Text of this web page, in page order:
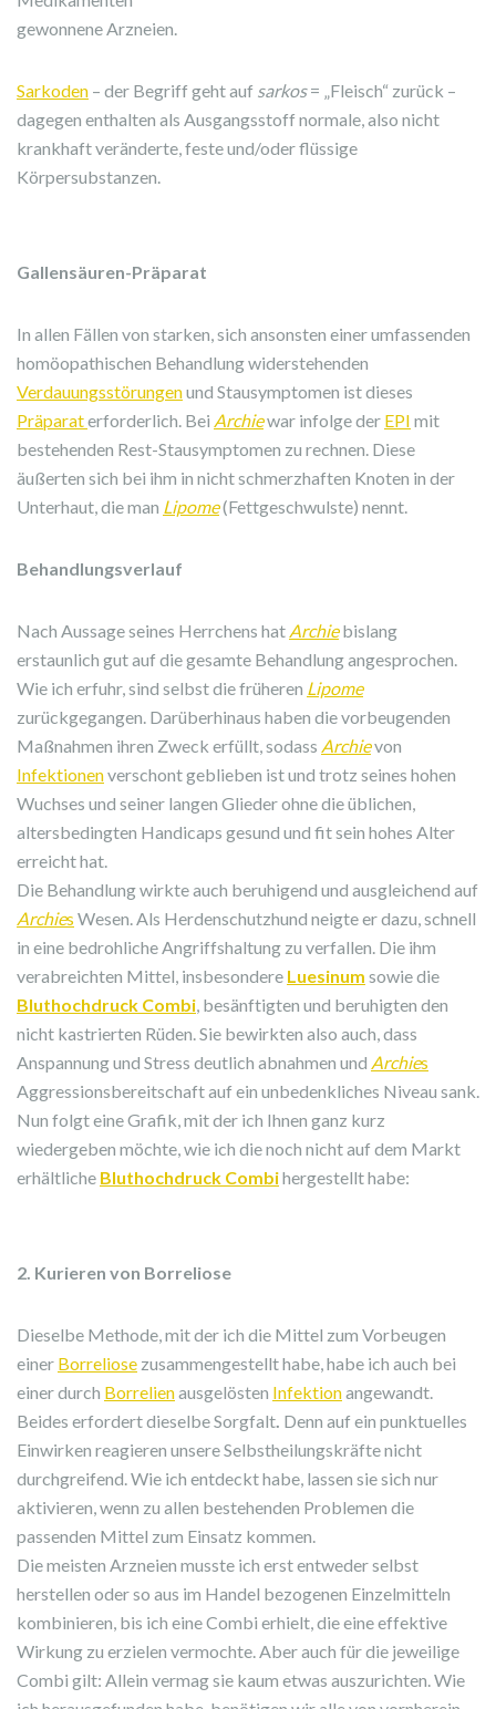
gewonnene Arzneien.
Sarkoden – der Begriff geht auf sarkos= „Fleisch“ zurück –
dagegen enthalten als Ausgangsstoff normale, also nicht
krankhaft veränderte, feste und/oder flüssige
Körpersubstanzen.
Gallensäuren-Präparat
In allen Fällen von starken, sich ansonsten einer umfassenden
homöopathischen Behandlung widerstehenden
Verdauungsstörungenund Stausymptomen ist dieses
Präparaterforderlich. Bei Archiewar infolge der EPI mit
bestehenden Rest-Stausymptomen zu rechnen. Diese
äußerten sich bei ihm in nicht schmerzhaften Knoten in der
Unterhaut, die man Lipome(Fettgeschwulste) nennt.
Behandlungsverlauf
Nach Aussage seines Herrchens hat Archiebislang
erstaunlich gut auf die gesamte Behandlung angesprochen.
Wie ich erfuhr, sind selbst die früheren Lipome
zurückgegangen. Darüberhinaus haben die vorbeugenden
Maßnahmen ihren Zweck erfüllt, sodass Archievon
Infektionenverschont geblieben ist und trotz seines hohen
Wuchses und seiner langen Glieder ohne die üblichen,
altersbedingten Handicaps gesund und fit sein hohes Alter
erreicht hat.
Die Behandlung wirkte auch beruhigend und ausgleichend auf
Archies Wesen. Als Herdenschutzhund neigte er dazu, schnell
in eine bedrohliche Angriffshaltung zu verfallen. Die ihm
verabreichten Mittel, insbesondere Luesinum sowie die
Bluthochdruck Combi, besänftigten und beruhigten den
nicht kastrierten Rüden. Sie bewirkten also auch, dass
Anspannung und Stress deutlich abnahmen und Archies
Aggressionsbereitschaft auf ein unbedenkliches Niveau sank.
Nun folgt eine Grafik, mit der ich Ihnen ganz kurz
wiedergeben möchte, wie ich die noch nicht auf dem Markt
erhältliche Bluthochdruck Combihergestellt habe:
2. Kurieren von Borreliose
Dieselbe Methode, mit der ich die Mittel zum Vorbeugen
einer Borreliose zusammengestellt habe, habe ich auch bei
einer durch Borrelienausgelösten Infektionangewandt.
Beides erfordert dieselbe Sorgfalt. Denn auf ein punktuelles
Einwirken reagieren unsere Selbstheilungskräfte nicht
durchgreifend. Wie ich entdeckt habe, lassen sie sich nur
aktivieren, wenn zu allen bestehenden Problemen die
passenden Mittel zum Einsatz kommen.
Die meisten Arzneien musste ich erst entweder selbst
herstellen oder so aus im Handel bezogenen Einzelmitteln
kombinieren, bis ich eine Combi erhielt, die eine effektive
Wirkung zu erzielen vermochte. Aber auch für die jeweilige
Combi gilt: Allein vermag sie kaum etwas auszurichten. Wie